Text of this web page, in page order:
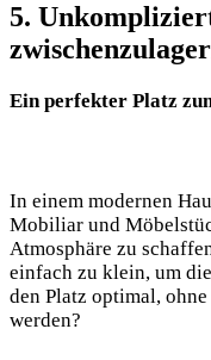
5.
Ein perfekter ⁢Platz
In einem modernen
Mobiliar und
‌Atmosphäre ⁣zu
einfach zu klein, um
den ‍Platz⁢ optimal,
werden?